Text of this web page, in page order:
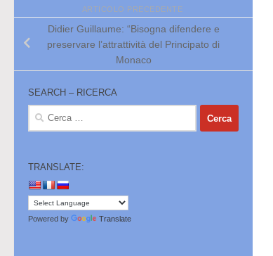
ARTICOLO PRECEDENTE
Didier Guillaume: “Bisogna difendere e
preservare l’attrattività del Principato di
Monaco
SEARCH – RICERCA
Ricerca
TRANSLATE:
Powered by Translate